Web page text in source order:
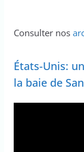
Consulter nos
États-Unis:
la baie de